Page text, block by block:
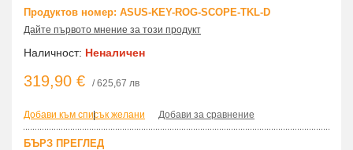
Продуктов номер: ASUS-KEY-ROG-SCOPE-TKL-D
Дайте първото мнение за този продукт
Наличност: Неналичен
319,90 € / 625,67 лв
Добави към списък желани
| Добави за сравнение
БЪРЗ ПРЕГЛЕД